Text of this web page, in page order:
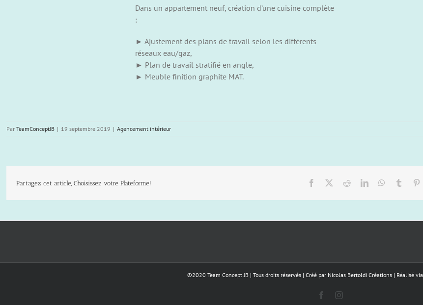
Dans un appartement neuf, création d’une cuisine complète
:
► Ajustement des plans de travail selon les différents
réseaux eau/gaz,
► Plan de travail stratifié en angle,
► Meuble finition graphite MAT.
ParTeamConceptJB | 19 septembre 2019 | Agencement intérieur
Partagez cet article, Choisissez votre Plateforme! Facebook RedditLinkedInWhatsApp
Tumblr
©2020 Team Concept JB | Tous droits réservés | Créé par Nicolas Bertoldi Créations | Réalisé via
FacebookInstagram